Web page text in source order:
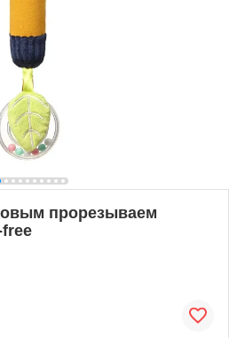
прорезываем
free